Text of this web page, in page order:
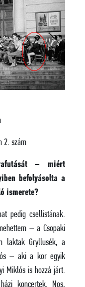
2. szám
– miért
befolyásolta a
ismerete?
pedig csellistának.
– a Csopaki
laktak Gryllusék, a
– aki a kor egyik
Miklós is hozzá járt.
koncertek. Nos,